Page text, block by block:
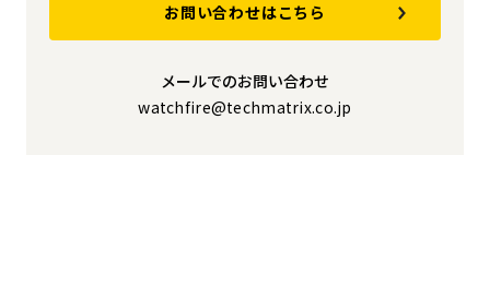
お問い合わせはこちら
メールでのお問い合わせ
watchfire@techmatrix.co.jp